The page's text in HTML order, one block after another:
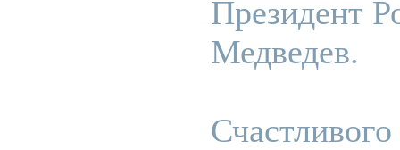
Президент
Медведев.